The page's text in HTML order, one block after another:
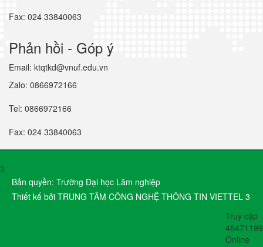
Fax: 024 33840063
Phản hồi - Góp ý
Email: ktqtkd@vnuf.edu.vn
Zalo: 0866972166
Tel: 0866972166
Fax: 024 33840063
3
Bản quyền: Trường Đại học Lâm nghiệp
Thiết kế bởi TRUNG TÂM CÔNG NGHỆ THÔNG TIN VIETTEL 3
Truy cập
48471199
Online